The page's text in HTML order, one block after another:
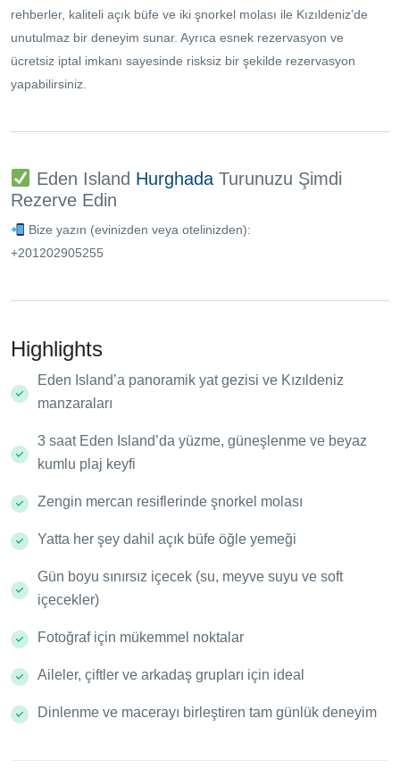
rehberler, kaliteli açık büfe ve iki şnorkel molası ile Kızıldeniz’de
unutulmaz bir deneyim sunar. Ayrıca esnek rezervasyon ve
ücretsiz iptal imkanı sayesinde risksiz bir şekilde rezervasyon
yapabilirsiniz.
Eden Island HurghadaTurunuzu Şimdi
Rezerve Edin
Bize yazın (evinizden veya otelinizden):
+201202905255
Highlights
Eden Island’a panoramik yat gezisi ve Kızıldeniz
manzaraları
3 saat Eden Island’da yüzme, güneşlenme ve beyaz
kumlu plaj keyfi
Zengin mercan resiflerinde şnorkel molası
Yatta her şey dahil açık büfe öğle yemeği
Gün boyu sınırsız içecek (su, meyve suyu ve soft
içecekler)
Fotoğraf için mükemmel noktalar
Aileler, çiftler ve arkadaş grupları için ideal
Dinlenme ve macerayı birleştiren tam günlük deneyim